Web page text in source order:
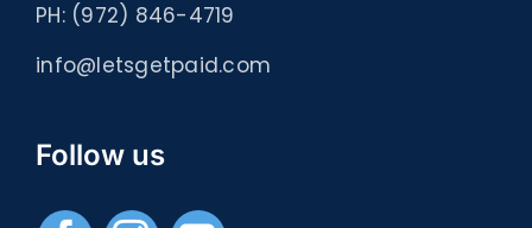
PH: (972) 846-4719
info@letsgetpaid.com
Follow us